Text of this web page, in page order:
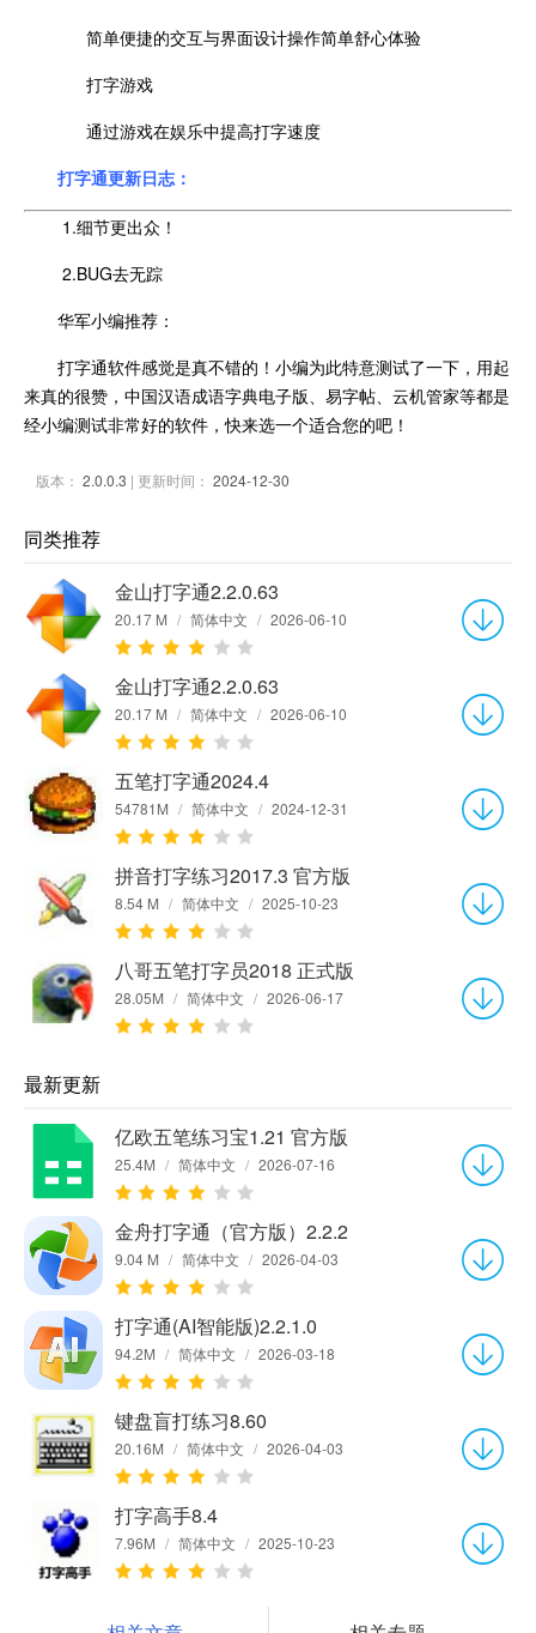
简单便捷的交互与界面设计操作简单舒心体验
打字游戏
通过游戏在娱乐中提高打字速度
打字通更新日志：
1.细节更出众！
2.BUG去无踪
华军小编推荐：
打字通软件感觉是真不错的！小编为此特意测试了一下，用起
来真的很赞，中国汉语成语字典电子版、易字帖、云机管家等都是
经小编测试非常好的软件，快来选一个适合您的吧！
版本： 2.0.0.3 | 更新时间： 2024-12-30
同类推荐
金山打字通2.2.0.63
20.17 M / 简体中文 / 2026-06-10
金山打字通2.2.0.63
20.17 M / 简体中文 / 2026-06-10
五笔打字通2024.4
54781M / 简体中文 / 2024-12-31
拼音打字练习2017.3 官方版
8.54 M / 简体中文 / 2025-10-23
八哥五笔打字员2018 正式版
28.05M / 简体中文 / 2026-06-17
最新更新
亿欧五笔练习宝1.21 官方版
25.4M / 简体中文 / 2026-07-16
金舟打字通（官方版）2.2.2
9.04 M / 简体中文 / 2026-04-03
打字通(AI智能版)2.2.1.0
94.2M / 简体中文 / 2026-03-18
键盘盲打练习8.60
20.16M / 简体中文 / 2026-04-03
打字高手8.4
7.96M / 简体中文 / 2025-10-23